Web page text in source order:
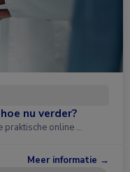
nu verder?
praktische online …
Meer informatie →